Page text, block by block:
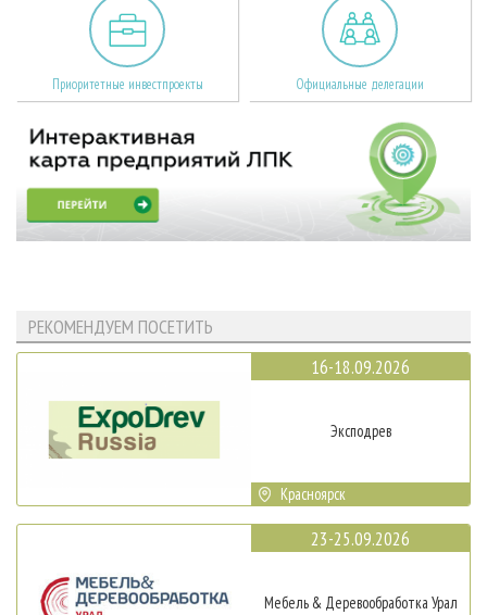
Приоритетные инвестпроекты Официальные делегации
РЕКОМЕНДУЕМ ПОСЕТИТЬ
16-18.09.2026
Эксподрев
Красноярск
23-25.09.2026
Мебель & Деревообработка Урал